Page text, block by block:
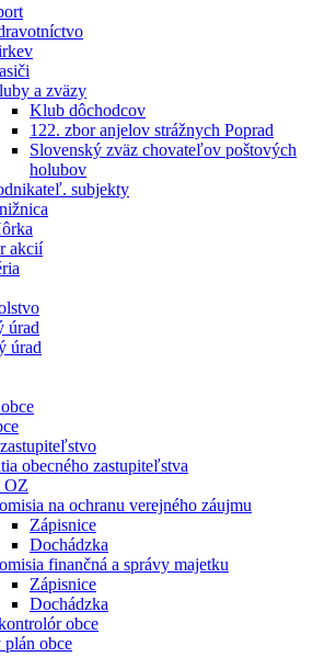
a zväzy
Klub dôchodcov
122. zbor anjelov strážnych Poprad
Slovenský zväz chovateľov poštových
holubov
subjekty
akcií
úrad
úrad
obecného zastupiteľstva
OZ
na ochranu verejného záujmu
Zápisnice
Dochádzka
finančná a správy majetku
Zápisnice
Dochádzka
obce
obce